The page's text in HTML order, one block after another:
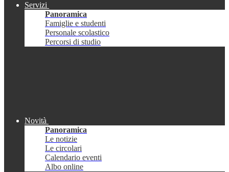
Servizi
Panoramica
Famiglie e studenti
Personale scolastico
Percorsi di studio
Novità
Panoramica
Le notizie
Le circolari
Calendario eventi
Albo online